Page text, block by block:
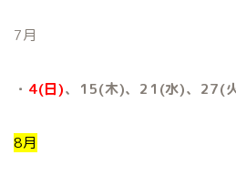
7月
・ 4(日)、15(木)、21(水)、27(
8月